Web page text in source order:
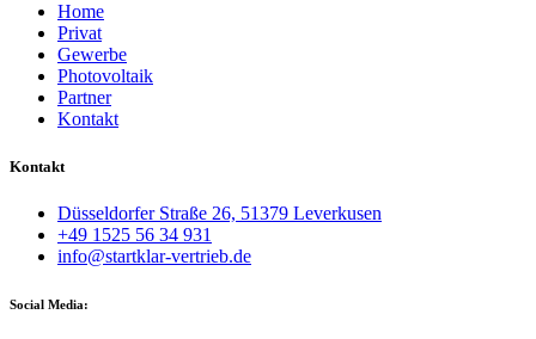
Home
Privat
Gewerbe
Photovoltaik
Partner
Kontakt
Kontakt
Düsseldorfer Straße 26, 51379 Leverkusen
+49 1525 56 34 931
info@startklar-vertrieb.de
Social Media: